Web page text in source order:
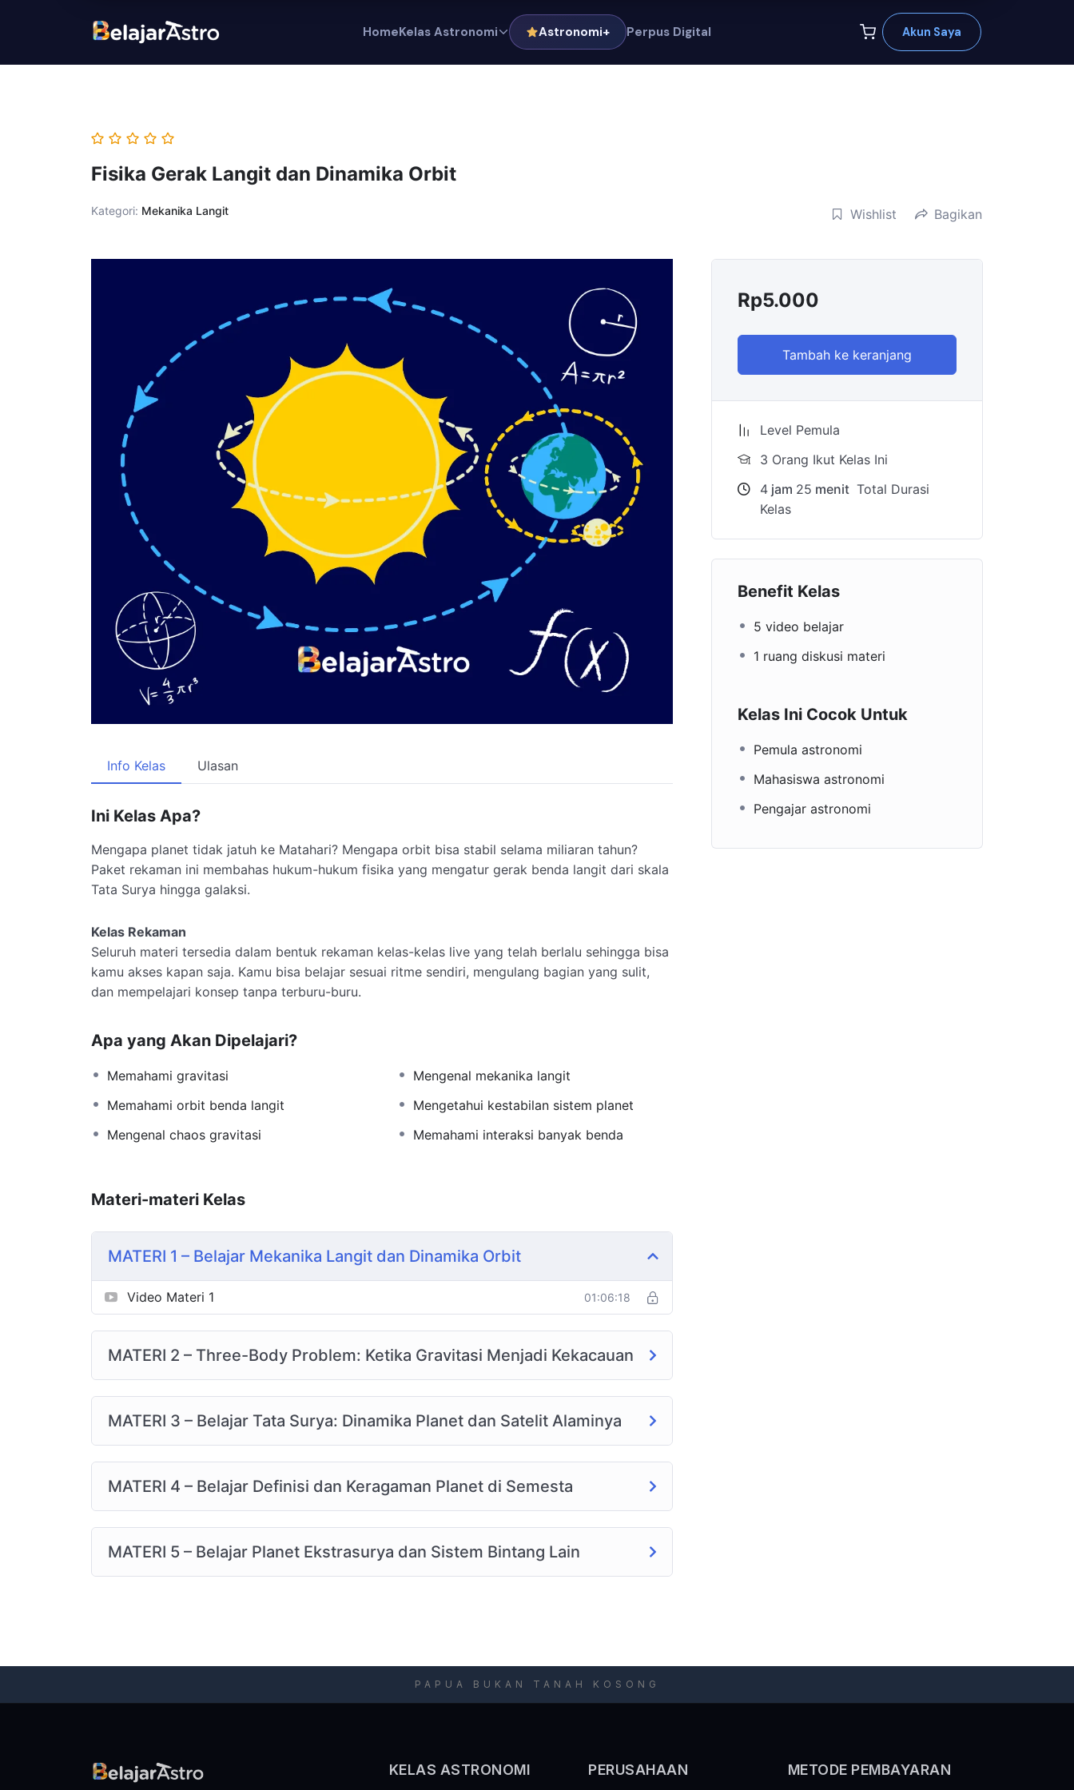
HomeKelas Astronomi Astronomi+ Perpus Digital Akun Saya
Fisika Gerak Langit dan Dinamika Orbit
Kategori: Mekanika Langit Wishlist Bagikan
Info Kelas Ulasan
Ini Kelas Apa?
Mengapa planet tidak jatuh ke Matahari? Mengapa orbit bisa stabil selama miliaran tahun?
Paket rekaman ini membahas hukum-hukum fisika yang mengatur gerak benda langit dari skala
Tata Surya hingga galaksi.
Kelas Rekaman
Seluruh materi tersedia dalam bentuk rekaman kelas-kelas live yang telah berlalu sehingga bisa
kamu akses kapan saja. Kamu bisa belajar sesuai ritme sendiri, mengulang bagian yang sulit,
dan mempelajari konsep tanpa terburu-buru.
Apa yang Akan Dipelajari?
Memahami gravitasi
Mengenal mekanika langit
Memahami orbit benda langit
Mengetahui kestabilan sistem planet
Mengenal chaos gravitasi
Memahami interaksi banyak benda
Materi-materi Kelas
MATERI 1 – Belajar Mekanika Langit dan Dinamika Orbit
Video Materi 1 01:06:18
MATERI 2 – Three-Body Problem: Ketika Gravitasi Menjadi Kekacauan
MATERI 3 – Belajar Tata Surya: Dinamika Planet dan Satelit Alaminya
MATERI 4 – Belajar Definisi dan Keragaman Planet di Semesta
MATERI 5 – Belajar Planet Ekstrasurya dan Sistem Bintang Lain
Rp5.000
Tambah ke keranjang
Level Pemula
3 Orang Ikut Kelas Ini
4 jam 25 menit Total Durasi
Kelas
Benefit Kelas
5 video belajar
1 ruang diskusi materi
Kelas Ini Cocok Untuk
Pemula astronomi
Mahasiswa astronomi
Pengajar astronomi
PAPUA BUKAN TANAH KOSONG
KELAS ASTRONOMI PERUSAHAAN METODE PEMBAYARAN